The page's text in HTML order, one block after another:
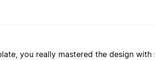
you really mastered the design with